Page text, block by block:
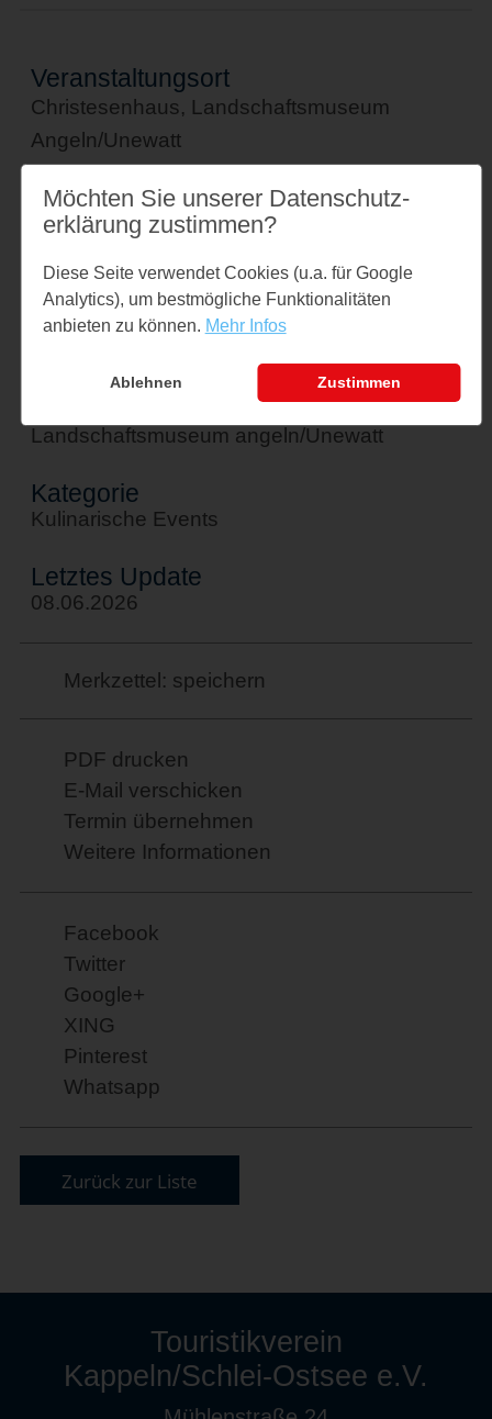
Veranstaltungsort
Christesenhaus, Landschaftsmuseum
Angeln/Unewatt
Unewatter Straße 1a
24977 Langballig
↪ Google Maps öffnen
Kontakt
veranstaltungen@museum-unewatt.de
Landschaftsmuseum angeln/Unewatt
Kategorie
Kulinarische Events
Letztes Update
08.06.2026
Merkzettel: speichern
PDF drucken
E-Mail verschicken
Termin übernehmen
Weitere Informationen
Facebook
Twitter
Google+
XING
Pinterest
Whatsapp
Zurück zur Liste
Touristikverein
Kappeln/Schlei-Ostsee e.V.
Möchten Sie unserer Datenschutz­
erklärung zustimmen?
Diese Seite verwendet Cookies (u.a. für Google
Analytics), um bestmögliche Funktionalitäten
anbieten zu können. Mehr Infos
Ablehnen Zustimmen